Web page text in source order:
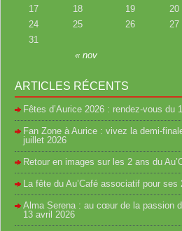
« nov
17
18 19 20
24
25 26 27
31
ARTICLES RÉCENTS
Fêtes d’Aurice 2026 : rendez-vous du
Fan Zone à Aurice : vivez la demi-
juillet 2026
Retour en images sur les 2 ans du
La fête du Au’Café associatif pour ses
Alma Serena : au cœur de la passion
13 avril 2026